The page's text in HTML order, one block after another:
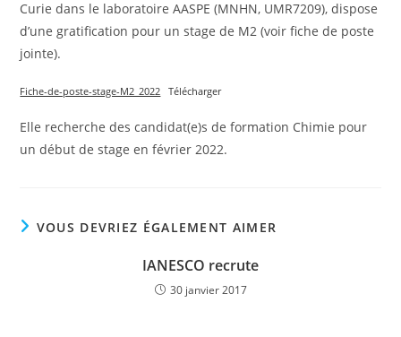
Curie dans le laboratoire AASPE (MNHN, UMR7209), dispose
d’une gratification pour un stage de M2 (voir fiche de poste
jointe).
Fiche-de-poste-stage-M2_2022 Télécharger
Elle recherche des candidat(e)s de formation Chimie pour
un début de stage en février 2022.
VOUS DEVRIEZ ÉGALEMENT AIMER
IANESCO recrute
30 janvier 2017